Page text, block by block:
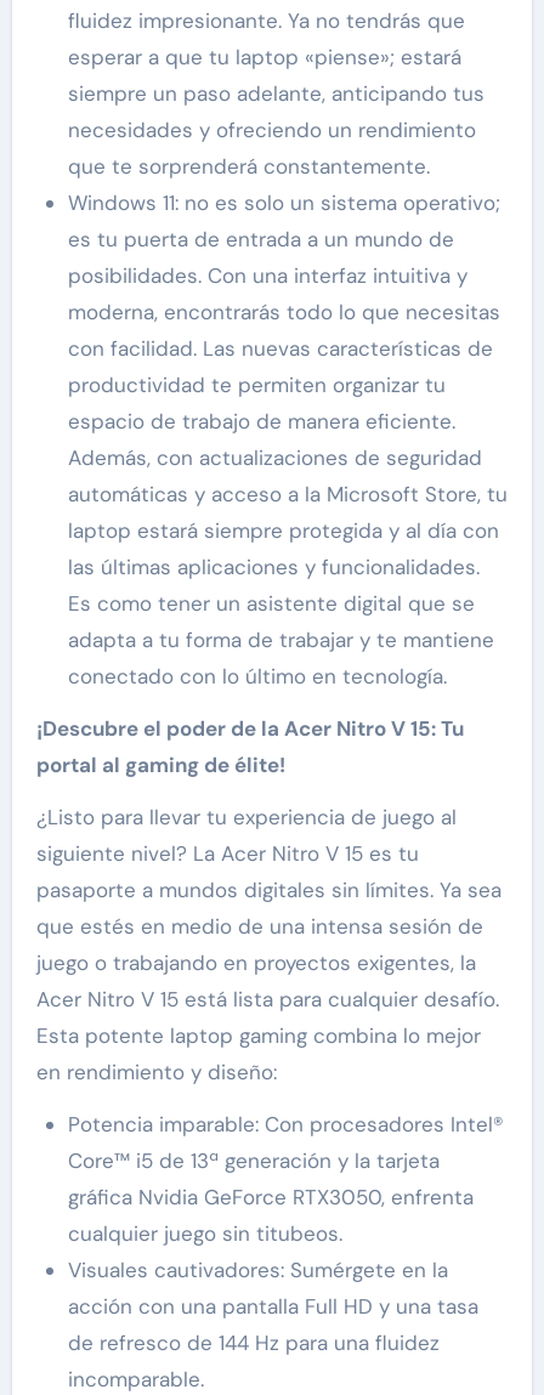
fluidez impresionante. Ya no tendrás que
esperar a que tu laptop «piense»; estará
siempre un paso adelante, anticipando tus
necesidades y ofreciendo un rendimiento
que te sorprenderá constantemente.
Windows 11: no es solo un sistema operativo;
es tu puerta de entrada a un mundo de
posibilidades. Con una interfaz intuitiva y
moderna, encontrarás todo lo que necesitas
con facilidad. Las nuevas características de
productividad te permiten organizar tu
espacio de trabajo de manera eficiente.
Además, con actualizaciones de seguridad
automáticas y acceso a la Microsoft Store, tu
laptop estará siempre protegida y al día con
las últimas aplicaciones y funcionalidades.
Es como tener un asistente digital que se
adapta a tu forma de trabajar y te mantiene
conectado con lo último en tecnología.
¡Descubre el poder de la Acer Nitro V 15: Tu
portal al gaming de élite!
¿Listo para llevar tu experiencia de juego al
siguiente nivel? La Acer Nitro V 15 es tu
pasaporte a mundos digitales sin límites. Ya sea
que estés en medio de una intensa sesión de
juego o trabajando en proyectos exigentes, la
Acer Nitro V 15 está lista para cualquier desafío.
Esta potente laptop gaming combina lo mejor
en rendimiento y diseño:
Potencia imparable: Con procesadores Intel®
Core™ i5 de 13ª generación y la tarjeta
gráfica Nvidia GeForce RTX3050, enfrenta
cualquier juego sin titubeos.
Visuales cautivadores: Sumérgete en la
acción con una pantalla Full HD y una tasa
de refresco de 144 Hz para una fluidez
incomparable.